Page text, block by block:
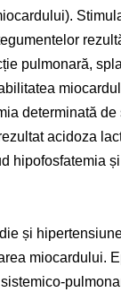
pulmonară,
determinată de
acidoza
hipofosfatemia
și
miocardului.